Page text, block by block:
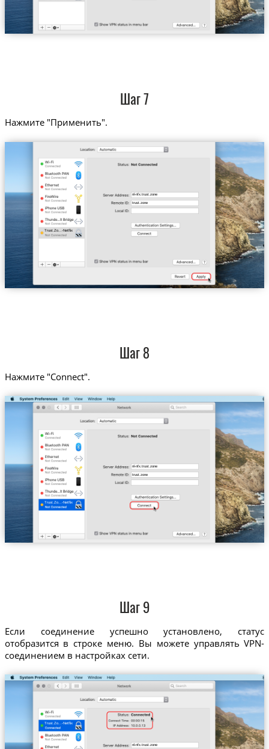
Шаг 7
Нажмите "Применить".
Trust.Zo...-Netflix
nl-nfx.trust.zone
trust.zone
Шаг 8
Нажмите "Connect".
Trust.Zo...-Netflix
nl-nfx.trust.zone
trust.zone
Шаг 9
Если соединение успешно установлено, статус
отобразится в строке меню. Вы можете управлять VPN-
соединением в настройках сети.
Trust.Zo...-Netflix
nl-nfx.trust.zone